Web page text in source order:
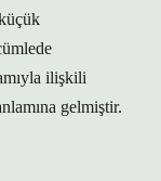
ilişkili
gelmiştir.